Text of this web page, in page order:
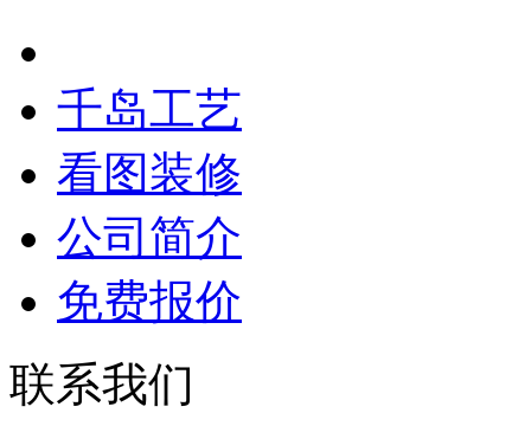
千岛工艺
看图装修
公司简介
免费报价
联系我们